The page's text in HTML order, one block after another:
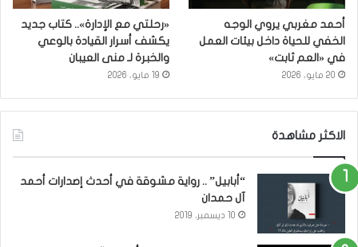
أحمد مغربي يروي الوجه
الخفي للحياة داخل بيئات العمل
في «العم ثابت»
20 مايو، 2026
«رحلتي مع الإدارة».. كتاب جديد
يكشف أسرار القيادة بالوعي
والخبرة لـ منى العيبان
19 مايو، 2026
الاكثر مشاهدة
“أبابيل” .. رواية مشوقة في أحدث إصدارات أحمد
آل حمدان
10 ديسمبر، 2019